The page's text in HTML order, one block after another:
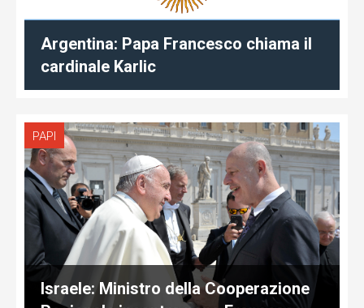
Argentina: Papa Francesco chiama il
cardinale Karlic
PAPI
Israele: Ministro della Cooperazione